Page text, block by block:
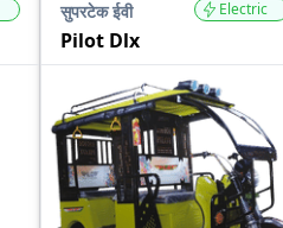
सुपरटेक ईवी
Pilot Dlx
Electric